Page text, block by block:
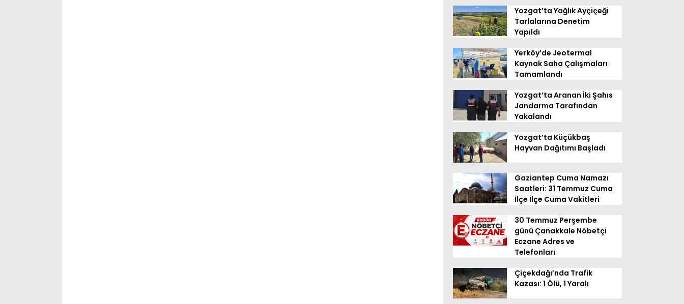
Yozgat’ta Yağlık Ayçiçeği
Tarlalarına Denetim
Yapıldı
Yerköy’de Jeotermal
Kaynak Saha Çalışmaları
Tamamlandı
Yozgat’ta Aranan İki Şahıs
Jandarma Tarafından
Yakalandı
Yozgat’ta Küçükbaş
Hayvan Dağıtımı Başladı
Gaziantep Cuma Namazı
Saatleri: 31 Temmuz Cuma
İlçe İlçe Cuma Vakitleri
30 Temmuz Perşembe
günü Çanakkale Nöbetçi
Eczane Adres ve
Telefonları
Çiçekdağı’nda Trafik
Kazası: 1 Ölü, 1 Yaralı